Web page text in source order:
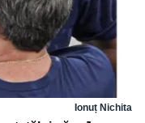
Ionuț Nichita